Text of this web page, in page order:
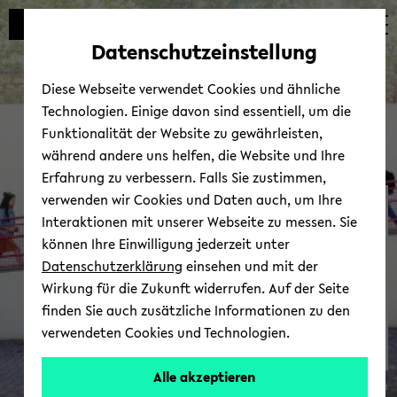
Automatische
vermeiden
skip
main
skip
main
skip
footer
Aus­bil­dungs­be­ru­fe
© Uni­ver­si­tät Bie­le­feld
Datenschutzeinstellung
Diese Webseite verwendet Cookies und ähnliche
Technologien. Einige davon sind essentiell, um die
Funktionalität der Website zu gewährleisten,
während andere uns helfen, die Website und Ihre
Erfahrung zu verbessern. Falls Sie zustimmen,
verwenden wir Cookies und Daten auch, um Ihre
Interaktionen mit unserer Webseite zu messen. Sie
können Ihre Einwilligung jederzeit unter
Datenschutzerklärung einsehen und mit der
Wirkung für die Zukunft widerrufen. Auf der Seite
finden Sie auch zusätzliche Informationen zu den
verwendeten Cookies und Technologien.
Alle akzeptieren